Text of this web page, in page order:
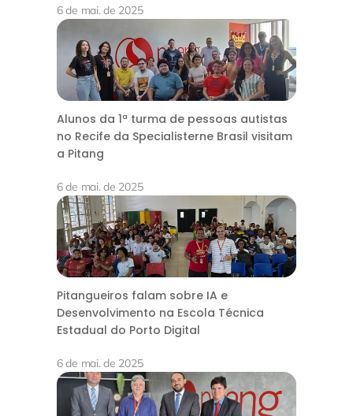
6 de mai. de 2025
Alunos da 1ª turma de pessoas autistas
no Recife da Specialisterne Brasil visitam
a Pitang
6 de mai. de 2025
Pitangueiros falam sobre IA e
Desenvolvimento na Escola Técnica
Estadual do Porto Digital
6 de mai. de 2025